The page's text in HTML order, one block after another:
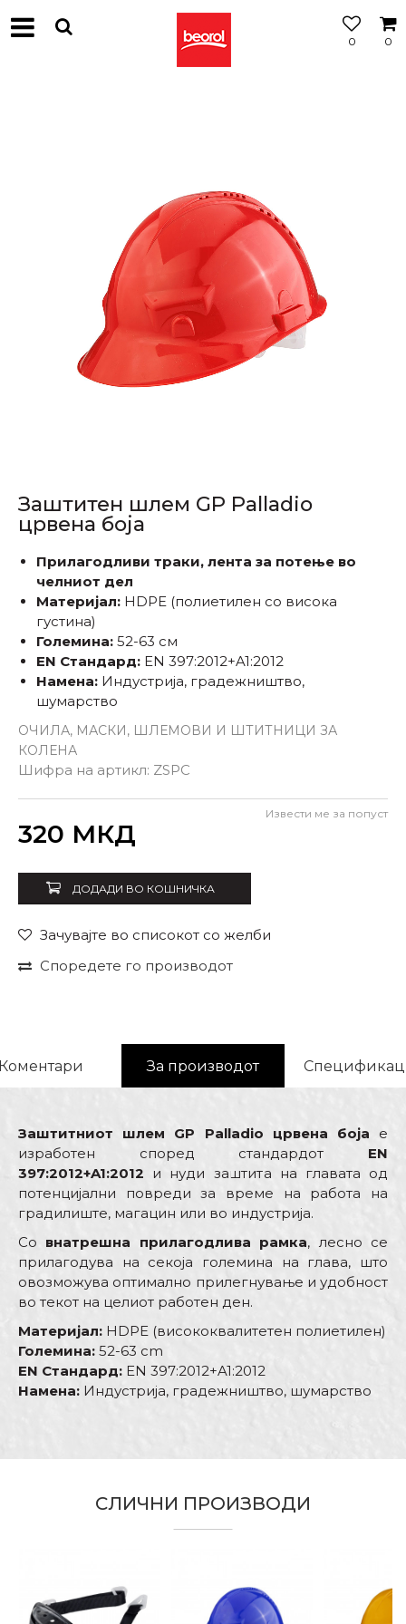
0
0
Заштитен шлем GP Palladio
црвена боја
ОЧИЛА, МАСКИ, ШЛЕМОВИ И ШТИТНИЦИ ЗА
КОЛЕНА
Шифра на артикл: ZSPC
Прилагодливи траки, лента за потење во
челниот дел
Материјал: HDPE (полиетилен со висока
густина)
Големина: 52-63 см
EN Стандард: EN 397:2012+A1:2012
Намена: Индустрија, градежништво,
шумарство
320 МКД
Извести ме за попуст
ДОДАДИ ВО КОШНИЧКА
Зачувајте во списокот со желби
Споредете го производот
За производот
Заштитниот шлем GP Palladio црвена боја е
изработен според стандардот EN
397:2012+A1:2012 и нуди заштита на главата од
потенцијални повреди за време на работа на
градилиште, магацин или во индустрија.
Со внатрешна прилагодлива рамка, лесно се
прилагодува на секоја големина на глава, што
овозможува оптимално прилегнување и удобност
во текот на целиот работен ден.
Материјал: HDPE (висококвалитетен полиетилен)
Големина: 52-63 cm
EN Стандард: EN 397:2012+A1:2012
Намена: Индустрија, градежништво, шумарство
Kатегорија
Црвена
Заварувачи, Ѕидари,
Изолатори, Каменорезци,
Порака
СЛИЧНИ ПРОИЗВОДИ